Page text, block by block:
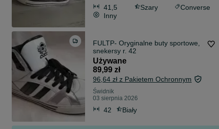
41,5 Szary
Converse
Inny
FULTP- Oryginalne buty sportowe,
snekersy r. 42
Używane
89,99 zł
96,64 zł z Pakietem Ochronnym
Świdnik
03 sierpnia 2026
42 Biały